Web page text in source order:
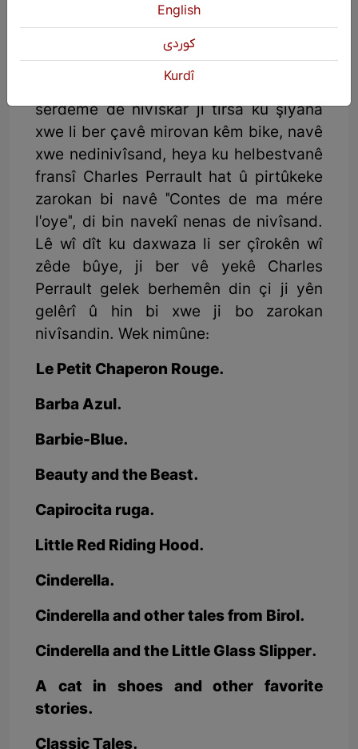
Li Fransayê di serdema nûjen de, di
serdemê de nivîskar ji tirsa ku şiyana
xwe li ber çavê mirovan kêm bike, navê
xwe nedinivîsand, heya ku helbestvanê
fransî Charles Perrault hat û pirtûkeke
zarokan bi navê "Contes de ma mére
l'oye", di bin navekî nenas de nivîsand.
Lê wî dît ku daxwaza li ser çîrokên wî
zêde bûye, ji ber vê yekê Charles
Perrault gelek berhemên din çi ji yên
gelêrî û hin bi xwe ji bo zarokan
nivîsandin. Wek nimûne:
Le Petit Chaperon Rouge.
Barba Azul.
Barbie-Blue.
Beauty and the Beast.
Capirocita ruga.
Little Red Riding Hood.
Cinderella.
Cinderella and other tales from Birol.
Cinderella and the Little Glass Slipper.
A cat in shoes and other favorite
stories.
English
كوردی
Kurdî